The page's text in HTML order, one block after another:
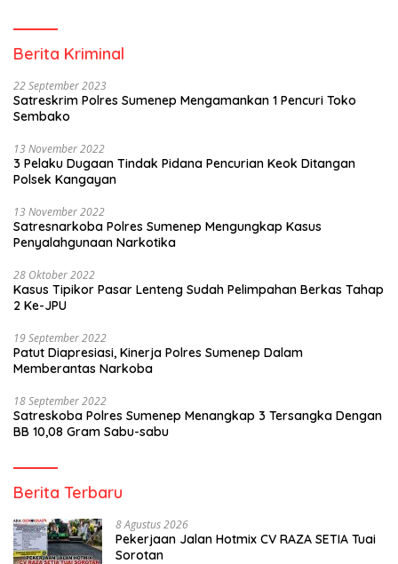
Berita Kriminal
22 September 2023
Satreskrim Polres Sumenep Mengamankan 1 Pencuri Toko
Sembako
13 November 2022
3 Pelaku Dugaan Tindak Pidana Pencurian Keok Ditangan
Polsek Kangayan
13 November 2022
Satresnarkoba Polres Sumenep Mengungkap Kasus
Penyalahgunaan Narkotika
28 Oktober 2022
Kasus Tipikor Pasar Lenteng Sudah Pelimpahan Berkas Tahap
2 Ke-JPU
19 September 2022
Patut Diapresiasi, Kinerja Polres Sumenep Dalam
Memberantas Narkoba
18 September 2022
Satreskoba Polres Sumenep Menangkap 3 Tersangka Dengan
BB 10,08 Gram Sabu-sabu
Berita Terbaru
8 Agustus 2026
Pekerjaan Jalan Hotmix CV RAZA SETIA Tuai
Sorotan